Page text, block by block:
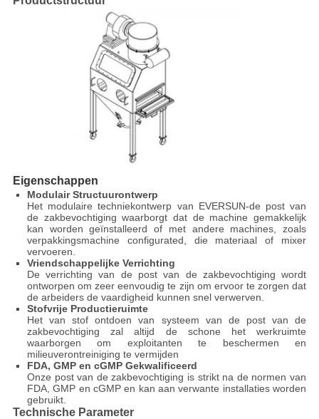
Eigenschappen
Modulair Structuurontwerp
Het modulaire techniekontwerp van EVERSUN-de post van
de zakbevochtiging waarborgt dat de machine gemakkelijk
kan worden geïnstalleerd of met andere machines, zoals
verpakkingsmachine configurated, die materiaal of mixer
vervoeren.
Vriendschappelijke Verrichting
De verrichting van de post van de zakbevochtiging wordt
ontworpen om zeer eenvoudig te zijn om ervoor te zorgen dat
de arbeiders de vaardigheid kunnen snel verwerven.
Stofvrije Productieruimte
Het van stof ontdoen van systeem van de post van de
zakbevochtiging zal altijd de schone het werkruimte
waarborgen om exploitanten te beschermen en
milieuverontreiniging te vermijden
FDA, GMP en cGMP Gekwalificeerd
Onze post van de zakbevochtiging is strikt na de normen van
FDA, GMP en cGMP en kan aan verwante installaties worden
gebruikt.
Technische Parameter